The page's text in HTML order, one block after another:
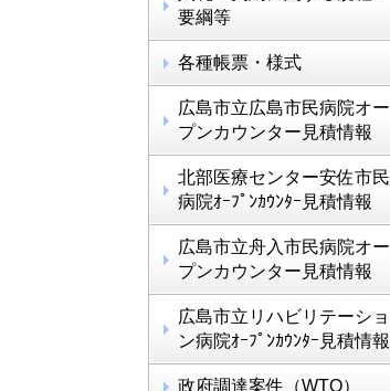
要綱等
各種帳票・様式
広島市立広島市民病院オー
プンカウンター見積情報
北部医療センター安佐市民
病院ｵｰﾌﾟﾝｶｳﾝﾀｰ見積情報
広島市立舟入市民病院オー
プンカウンター見積情報
広島市立リハビリテーショ
ン病院ｵｰﾌﾟﾝｶｳﾝﾀｰ見積情報
政府調達案件（WTO）